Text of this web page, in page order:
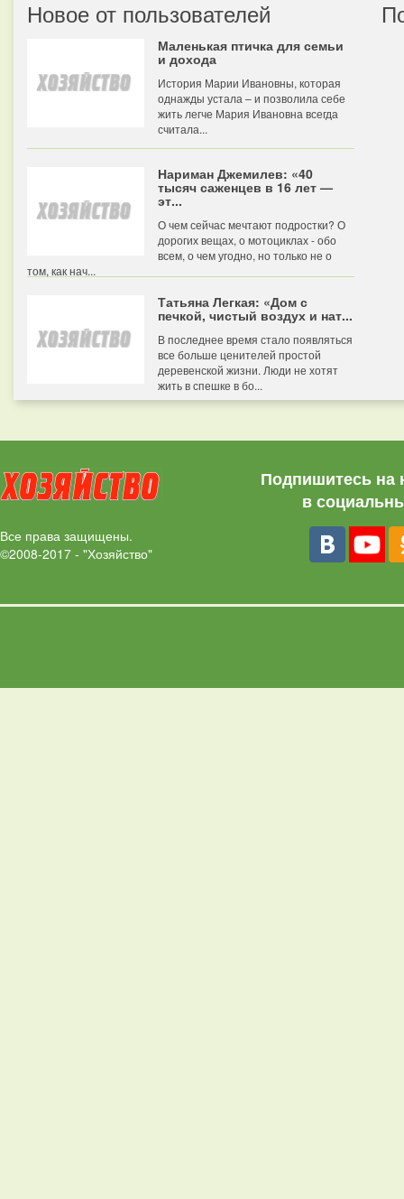
Новое от пользователей
Маленькая птичка для семьи
и дохода
История Марии Ивановны, которая
однажды устала – и позволила себе
жить легче Мария Ивановна всегда
считала...
Нариман Джемилев: «40
тысяч саженцев в 16 лет —
эт...
О чем сейчас мечтают подростки? О
дорогих вещах, о мотоциклах - обо
всем, о чем угодно, но только не о
том, как нач...
Татьяна Легкая: «Дом с
печкой, чистый воздух и нат...
В последнее время стало появляться
все больше ценителей простой
деревенской жизни. Люди не хотят
жить в спешке в бо...
Все права защищены.
©2008-2017 - "Хозяйство"
Подпишитесь на
в